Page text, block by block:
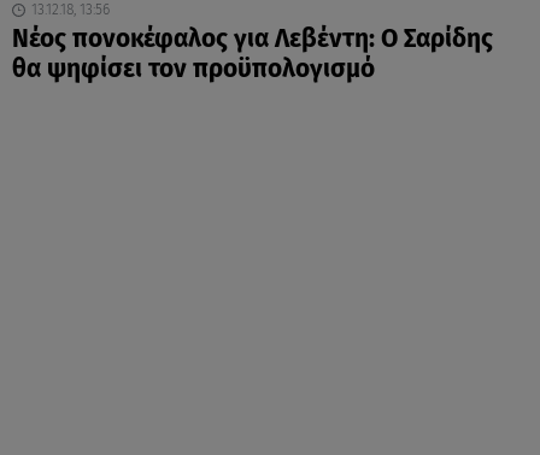
13.12.18, 13:56
Νέος πονοκέφαλος για Λεβέντη: Ο Σαρίδης
θα ψηφίσει τον προϋπολογισμό